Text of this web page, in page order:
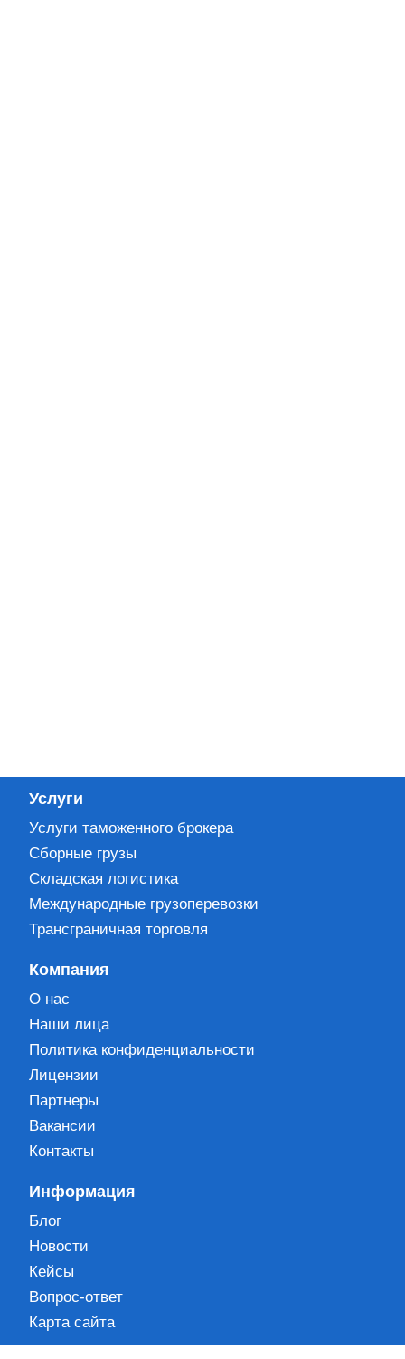
Услуги
Услуги таможенного брокера
Сборные грузы
Складская логистика
Международные грузоперевозки
Трансграничная торговля
Компания
О нас
Наши лица
Политика конфиденциальности
Лицензии
Партнеры
Вакансии
Контакты
Информация
Блог
Новости
Кейсы
Вопрос-ответ
Карта сайта